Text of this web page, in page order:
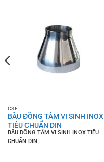
CSE
BẦU ĐỒNG TÂM VI SINH INOX
TIÊU CHUẨN DIN
BẦU ĐỒNG TÂM VI SINH INOX TIÊU
CHUẨN DIN